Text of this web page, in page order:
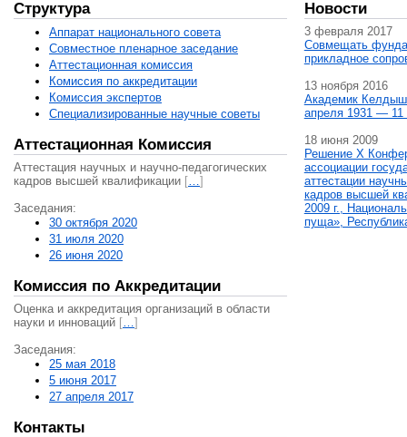
Структура
Аппарат национального совета
Совместное пленарное заседание
Аттестационная комисcия
Комиссия по аккредитации
Комиссия экспертов
Специализированные научные советы
Аттестационная Комиссия
Аттестация научных и научно-педагогических
кадров высшей квалификации […]
Заседания:
30 октября 2020
31 июля 2020
26 июня 2020
Комиссия по Аккредитации
Оценка и аккредитация организаций в области
науки и инноваций […]
Заседания:
25 мая 2018
5 июня 2017
27 апреля 2017
Контакты
Новости
3 февраля 2017
Совмещать
прикладное
13 ноября 2016
Академик
апреля 1931 — 11
18 июня 2009
Решение X
ассоциации
аттестации
кадров высшей
2009 г.,
пуща»,